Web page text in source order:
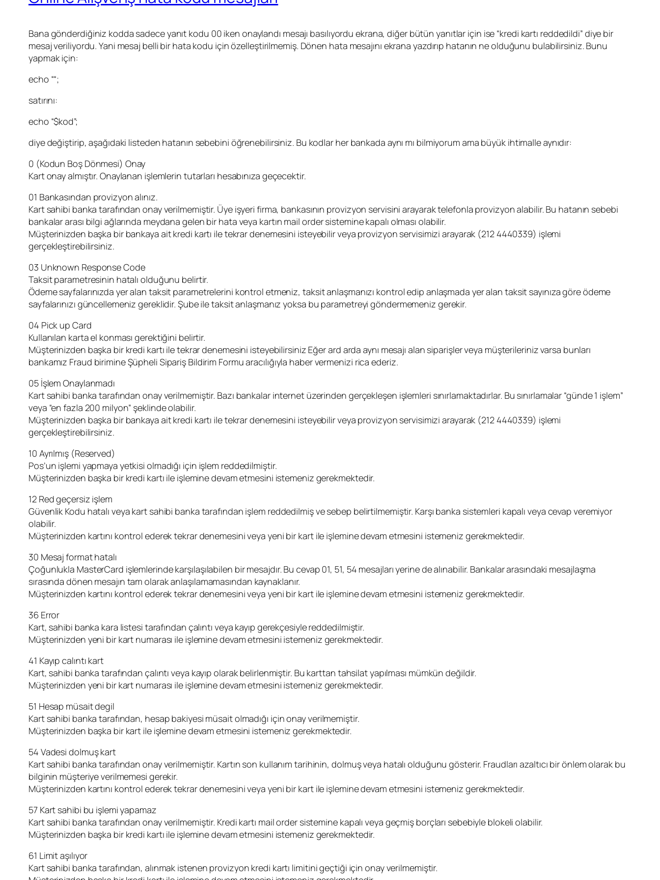
Bana gönderdiğiniz kodda sadece yanıt kodu 00 iken onaylandı mesajı basılıyordu ekrana, diğer bütün yanıtlar için ise “kredi kartı reddedildi” diye bir
mesaj veriliyordu. Yani mesaj belli bir hata kodu için özelleştirilmemiş. Dönen hata mesajını ekrana yazdırıp hatanın ne olduğunu bulabilirsiniz. Bunu
yapmak için:
echo ““;
satırını:
echo “$kod”;
diye değiştirip, aşağıdaki listeden hatanın sebebini öğrenebilirsiniz. Bu kodlar her bankada aynı mı bilmiyorum ama büyük ihtimalle aynıdır:
0 (Kodun Boş Dönmesi) Onay
Kart onay almıştır. Onaylanan işlemlerin tutarları hesabınıza geçecektir.
01 Bankasından provizyon alınız.
Kart sahibi banka tarafından onay verilmemiştir. Üye işyeri firma, bankasının provizyon servisini arayarak telefonla provizyon alabilir. Bu hatanın sebebi
bankalar arası bilgi ağlarında meydana gelen bir hata veya kartın mail order sistemine kapalı olması olabilir.
Müşterinizden başka bir bankaya ait kredi kartı ile tekrar denemesini isteyebilir veya provizyon servisimizi arayarak (212 4440339) işlemi
gerçekleştirebilirsiniz.
03 Unknown Response Code
Taksit parametresinin hatalı olduğunu belirtir.
Ödeme sayfalarınızda yer alan taksit parametrelerini kontrol etmeniz, taksit anlaşmanızı kontrol edip anlaşmada yer alan taksit sayınıza göre ödeme
sayfalarınızı güncellemeniz gereklidir. Şube ile taksit anlaşmanız yoksa bu parametreyi göndermemeniz gerekir.
04 Pick up Card
Kullanılan karta el konması gerektiğini belirtir.
Müşterinizden başka bir kredi kartı ile tekrar denemesini isteyebilirsiniz Eğer ard arda aynı mesajı alan siparişler veya müşterileriniz varsa bunları
bankamız Fraud birimine Şüpheli Sipariş Bildirim Formu aracılığıyla haber vermenizi rica ederiz.
05 İşlem Onaylanmadı
Kart sahibi banka tarafından onay verilmemiştir. Bazı bankalar internet üzerinden gerçekleşen işlemleri sınırlamaktadırlar. Bu sınırlamalar “günde 1 işlem”
veya “en fazla 200 milyon” şeklinde olabilir.
Müşterinizden başka bir bankaya ait kredi kartı ile tekrar denemesini isteyebilir veya provizyon servisimizi arayarak (212 4440339) işlemi
gerçekleştirebilirsiniz.
10 Ayrılmış (Reserved)
Pos’un işlemi yapmaya yetkisi olmadığı için işlem reddedilmiştir.
Müşterinizden başka bir kredi kartı ile işlemine devam etmesini istemeniz gerekmektedir.
12 Red geçersiz işlem
Güvenlik Kodu hatalı veya kart sahibi banka tarafından işlem reddedilmiş ve sebep belirtilmemiştir. Karşı banka sistemleri kapalı veya cevap veremiyor
olabilir.
Müşterinizden kartını kontrol ederek tekrar denemesini veya yeni bir kart ile işlemine devam etmesini istemeniz gerekmektedir.
30 Mesaj format hatalı
Çoğunlukla MasterCard işlemlerinde karşılaşılabilen bir mesajdır. Bu cevap 01, 51, 54 mesajları yerine de alınabilir. Bankalar arasındaki mesajlaşma
sırasında dönen mesajın tam olarak anlaşılamamasından kaynaklanır.
Müşterinizden kartını kontrol ederek tekrar denemesini veya yeni bir kart ile işlemine devam etmesini istemeniz gerekmektedir.
36 Error
Kart, sahibi banka kara listesi tarafından çalıntı veya kayıp gerekçesiyle reddedilmiştir.
Müşterinizden yeni bir kart numarası ile işlemine devam etmesini istemeniz gerekmektedir.
41 Kayıp calıntı kart
Kart, sahibi banka tarafından çalıntı veya kayıp olarak belirlenmiştir. Bu karttan tahsilat yapılması mümkün değildir.
Müşterinizden yeni bir kart numarası ile işlemine devam etmesini istemeniz gerekmektedir.
51 Hesap müsait degil
Kart sahibi banka tarafından, hesap bakiyesi müsait olmadığı için onay verilmemiştir.
Müşterinizden başka bir kart ile işlemine devam etmesini istemeniz gerekmektedir.
54 Vadesi dolmuş kart
Kart sahibi banka tarafından onay verilmemiştir. Kartın son kullanım tarihinin, dolmuş veya hatalı olduğunu gösterir. Fraudları azaltıcı bir önlem olarak bu
bilginin müşteriye verilmemesi gerekir.
Müşterinizden kartını kontrol ederek tekrar denemesini veya yeni bir kart ile işlemine devam etmesini istemeniz gerekmektedir.
57 Kart sahibi bu işlemi yapamaz
Kart sahibi banka tarafından onay verilmemiştir. Kredi kartı mail order sistemine kapalı veya geçmiş borçları sebebiyle blokeli olabilir.
Müşterinizden başka bir kredi kartı ile işlemine devam etmesini istemeniz gerekmektedir.
61 Limit aşılıyor
Kart sahibi banka tarafından, alınmak istenen provizyon kredi kartı limitini geçtiği için onay verilmemiştir.